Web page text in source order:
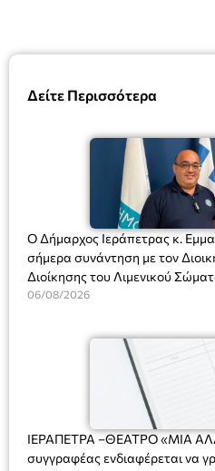
Δείτε Περισσότερα
Ο Δήμαρχος Ιεράπετρας κ.
σήμερα συνάντηση με τον
Διοίκησης του Λιμενικού
Ακτοφυλακής (Λ.Σ.-ΕΛ.ΑΚΤ.),
06/08/2026
ΙΕΡΑΠΕΤΡΑ –ΘΕΑΤΡΟ «ΜΙΑ
συγγραφέας ενδιαφέρεται να